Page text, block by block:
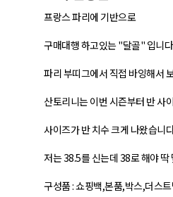
프랑스 파리에 기반으로
구매대행 하고있는 "달골" 입니다
파리 부띠그에서 직접 바잉해서
산토리니는 이번 시즌부터 반 사
사이즈가 반 치수 크게 나왔습니
저는 38.5를 신는데 38로 해야
구성품 : 쇼핑백,본품,박스,더스